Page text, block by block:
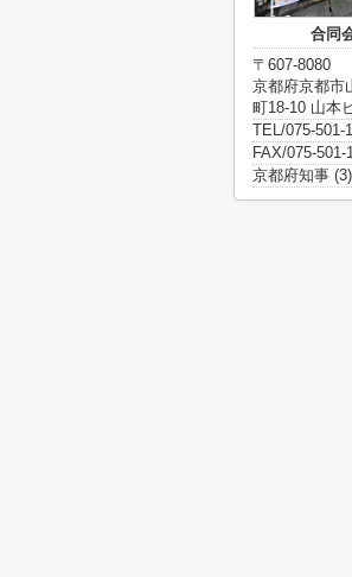
合同
〒607-8080
京都府京都市
町18-10 山本
TEL/075-501-
FAX/075-501-
京都府知事